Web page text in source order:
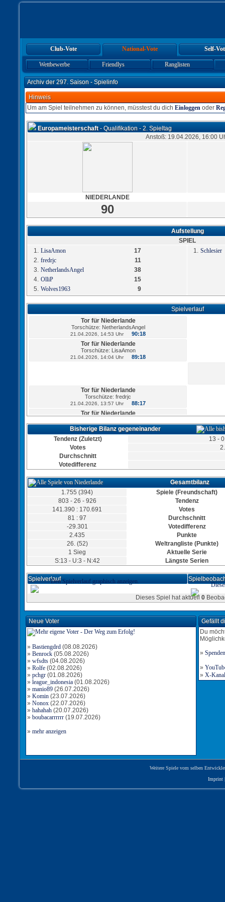
Club-Vote National-Vote Self-
Wettbewerbe Friendlys Ranglisten
Archiv der 297. Saison - Spielinfo
Hinweis
Um am Spiel teilnehmen zu können, müsstest du dich Einloggen oder
Europameisterschaft- Qualifikation - 2. Spieltag
Anstoß: 19.04.2026, 16:00
NIEDERLANDE
90
Aufstellung
SPIEL
1. LisaAmon
17
2. fredrjc
11
3. NetherlandsAngel
38
4. OlliP
15
5. Wolves1963 9
1. Schlesier
Spielverlauf
Tor für Niederlande
Torschütze: NetherlandsAngel
21.04.2026, 14:53 Uhr 90:18
Tor für Niederlande
Torschütze: LisaAmon
21.04.2026, 14:04 Uhr 89:18
Tor für Niederlande
Torschütze: fredrjc
21.04.2026, 13:57 Uhr 88:17
Tor für Niederlande
21.04.2026, 13:53 Uhr 87:17
Tor für Niederlande
Torschütze: NetherlandsAngel
Tor für Niederlande
Torschütze: Wolves1963
21.04.2026, 11:57 Uhr
Tor für Niederlande
Torschütze: NetherlandsAngel
21.04.2026, 11:46 Uhr
Tor für Niederlande
Torschütze: LisaAmon
21.04.2026, 11:20 Uhr
Tor für Niederlande
Torschütze: Wolves1963
Torschütze: fredrjc
21.04.2026, 10:03 Uhr 81:14
Tor für Niederlande
Torschütze: NetherlandsAngel
21.04.2026, 09:37 Uhr
Tor für Niederlande
Torschütze: NetherlandsAngel
21.04.2026, 08:28 Uhr
Tor für Niederlande
Torschütze: LisaAmon
Bisherige Bilanz gegeneinander
Tendenz (Zuletzt)
13 -
Votes
Durchschnitt
Votedifferenz
Gesamtbilanz
1.755 (394)
Spiele (Freundschaft)
803 - 26 - 926
Tendenz
141.390 : 170.691
Votes
81 : 97
Durchschnitt
-29.301
Votedifferenz
2.435
Punkte
26. (52)
Weltrangliste (Punkte)
1 Sieg
Aktuelle Serie
S:13 - U:3 - N:42
Längste Serien
SpielverlaufDen Spielverlauf graphisch anzeigen.
Dieses Spiel hat aktuell 0
Neue Voter
» Bastiengdrd (08.08.2026)
» Benrock (05.08.2026)
» wfsdts (04.08.2026)
» Rolfe (02.08.2026)
» pchgr (01.08.2026)
» league_indonesia (01.08.2026)
» manio89 (26.07.2026)
» Komin (23.07.2026)
» Nonox (22.07.2026)
» hahahah (20.07.2026)
» boubacarrrrrr (19.07.2026)
» mehr anzeigen
Gefällt
Du
» Spenden
»
» X-
Weitere Spiele vom selben
Imprint